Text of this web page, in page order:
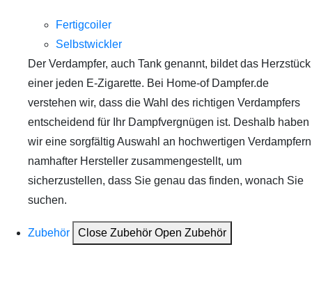
Fertigcoiler
Selbstwickler
Der Verdampfer, auch Tank genannt, bildet das Herzstück
einer jeden E-Zigarette. Bei Home-of Dampfer.de
verstehen wir, dass die Wahl des richtigen Verdampfers
entscheidend für Ihr Dampfvergnügen ist. Deshalb haben
wir eine sorgfältig Auswahl an hochwertigen Verdampfern
namhafter Hersteller zusammengestellt, um
sicherzustellen, dass Sie genau das finden, wonach Sie
suchen.
Zubehör Close Zubehör Open Zubehör